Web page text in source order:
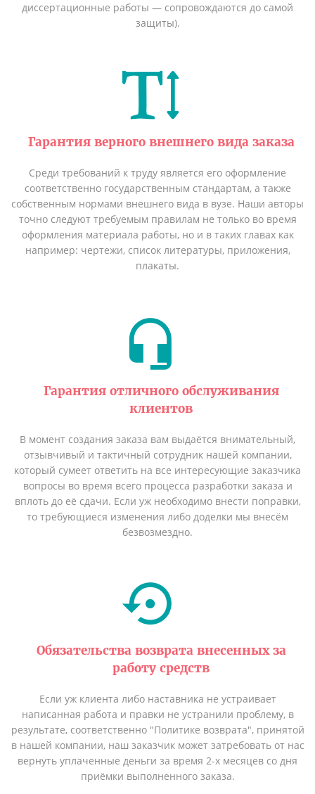
диссертационные работы — сопровождаются до самой
защиты).
Гарантия верного внешнего вида заказа
Среди требований к труду является его оформление
соответственно государственным стандартам, а также
собственным нормами внешнего вида в вузе. Наши авторы
точно следуют требуемым правилам не только во время
оформления материала работы, но и в таких главах как
например: чертежи, список литературы, приложения,
плакаты.
Гарантия отличного обслуживания
клиентов
В момент создания заказа вам выдаётся внимательный,
отзывчивый и тактичный сотрудник нашей компании,
который сумеет ответить на все интересующие заказчика
вопросы во время всего процесса разработки заказа и
вплоть до её сдачи. Если уж необходимо внести поправки,
то требующиеся изменения либо доделки мы внесём
безвозмездно.
Обязательства возврата внесенных за
работу средств
Если уж клиента либо наставника не устраивает
написанная работа и правки не устранили проблему, в
результате, соответственно "Политике возврата", принятой
в нашей компании, наш заказчик может затребовать от нас
вернуть уплаченные деньги за время 2-х месяцев со дня
приёмки выполненного заказа.